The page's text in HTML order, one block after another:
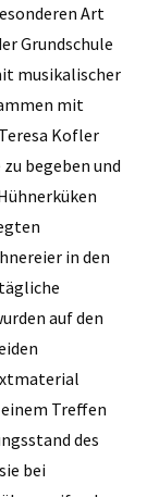
Art
Grundschule
musikalischer
mit
Kofler
begeben und
in den
auf den
Treffen
des
bei